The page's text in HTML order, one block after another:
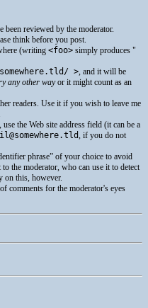
reviewed by the moderator.
think before you post.
(writing <foo> simply produces
> , and it will be
any other wayor it might count as an
readers. Use it if you wish to leave me
the Web site address field (it can be a
, if you do not
phrase” of your choice to avoid
the moderator, who can use it to detect
on this, however.
comments for the moderator's eyes